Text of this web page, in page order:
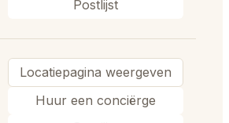
Postlijst
Locatiepagina weergeven
Huur een conciërge